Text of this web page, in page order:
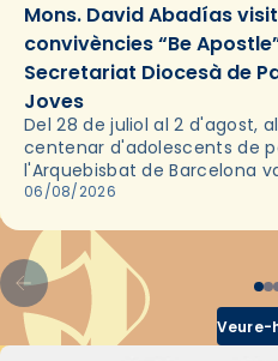
Mons. David Abadías
convivències “Be
Secretariat Diocesà de
Joves
Del 28 de juliol al 2 d'agost,
centenar d'adolescents de
l'Arquebisbat de Barcelona
les convivències Be Apostle,
06/08/2026
Veure-